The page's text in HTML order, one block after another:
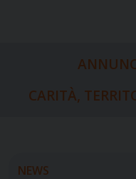
CARITÀ,
NEWS